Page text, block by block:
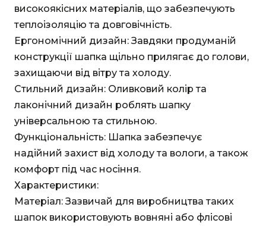
високоякісних матеріалів, що забезпечують
теплоізоляцію та довговічність.
Ергономічний дизайн: Завдяки продуманій
конструкції шапка щільно прилягає до голови,
захищаючи від вітру та холоду.
Стильний дизайн: Оливковий колір та
лаконічний дизайн роблять шапку
універсальною та стильною.
Функціональність: Шапка забезпечує
надійний захист від холоду та вологи, а також
комфорт під час носіння.
Характеристики:
Матеріал: Зазвичай для виробництва таких
шапок використовують вовняні або флісові